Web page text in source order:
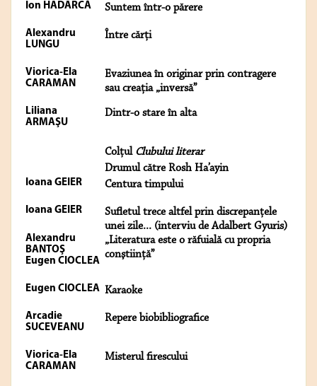
Ion HADÂRCĂ Suntem într-o părere
Alexandru
LUNGU
Între cărţi
Viorica-Ela
CARAMAN
Evaziunea în originar prin contragere
sau creaţia „inversă”
Liliana
ARMAŞU
Dintr-o stare în alta
Colţul Clubului literar
Drumul către Rosh Ha’ayin
Ioana GEIER Centura timpului
Ioana GEIER
Sufletul trece altfel prin discrepanţele
unei zile... (interviu de Adalbert Gyuris)
Alexandru
BANTOŞ
Eugen CIOCLEA
„Literatura este o răfuială cu propria
conştiinţă”
Eugen CIOCLEA Karaoke
Arcadie
SUCEVEANU
Repere biobibliografice
Viorica-Ela
CARAMAN
Misterul firescului